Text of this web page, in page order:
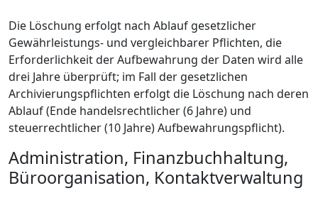
Die Löschung erfolgt nach Ablauf gesetzlicher
Gewährleistungs- und vergleichbarer Pflichten, die
Erforderlichkeit der Aufbewahrung der Daten wird alle
drei Jahre überprüft; im Fall der gesetzlichen
Archivierungspflichten erfolgt die Löschung nach deren
Ablauf (Ende handelsrechtlicher (6 Jahre) und
steuerrechtlicher (10 Jahre) Aufbewahrungspflicht).
Administration, Finanzbuchhaltung,
Büroorganisation, Kontaktverwaltung